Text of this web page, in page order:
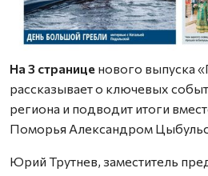
На 3 странице нового выпуска
рассказывает о ключевых
региона и подводит итоги
Поморья Александром
Юрий Трутнев, заместитель